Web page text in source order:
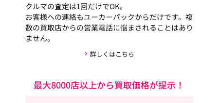
クルマの査定は1回だけでOK。
お客様への連絡もユーカーパックからだけです。複
数の買取店からの営業電話に悩まされることはあり
ません。
詳しくはこちら
最大8000店以上から買取価格が提示！